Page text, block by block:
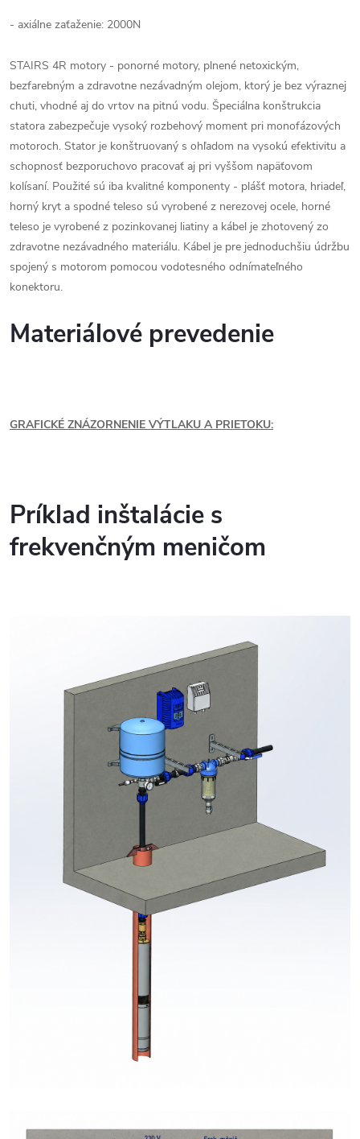
- axiálne zaťaženie: 2000N
STAIRS 4R motory - ponorné motory, plnené netoxickým,
bezfarebným a zdravotne nezávadným olejom, ktorý je bez výraznej
chuti, vhodné aj do vrtov na pitnú vodu. Špeciálna konštrukcia
statora zabezpečuje vysoký rozbehový moment pri monofázových
motoroch. Stator je konštruovaný s ohľadom na vysokú efektivitu a
schopnosť bezporuchovo pracovať aj pri vyššom napäťovom
kolísaní. Použité sú iba kvalitné komponenty - plášť motora, hriadeľ,
horný kryt a spodné teleso sú vyrobené z nerezovej ocele, horné
teleso je vyrobené z pozinkovanej liatiny a kábel je zhotovený zo
zdravotne nezávadného materiálu. Kábel je pre jednoduchšiu údržbu
spojený s motorom pomocou vodotesného odnímateľného
konektoru.
Materiálové prevedenie
GRAFICKÉ ZNÁZORNENIE VÝTLAKU A PRIETOKU:
Príklad inštalácie s
frekvenčným meničom